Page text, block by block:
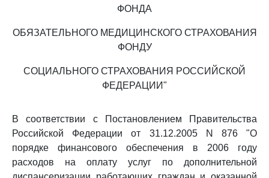
ФОНДА
ОБЯЗАТЕЛЬНОГО МЕДИЦИНСКОГО СТРАХОВАНИЯ
ФОНДУ
СОЦИАЛЬНОГО СТРАХОВАНИЯ РОССИЙСКОЙ
ФЕДЕРАЦИИ"
В соответствии с Постановлением Правительства
Российской Федерации от 31.12.2005 N 876 "О
порядке финансового обеспечения в 2006 году
расходов на оплату услуг по дополнительной